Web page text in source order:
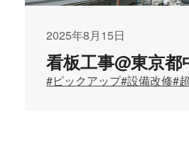
2025年8月15日
看板工事@東京都
#ピックアップ#設備改修#